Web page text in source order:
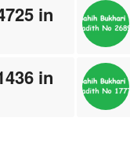
in
in